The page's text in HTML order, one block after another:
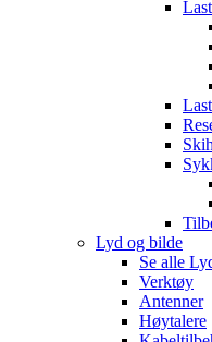
Lyd og bilde
Se alle
Verktøy
Antenner
Høytalere